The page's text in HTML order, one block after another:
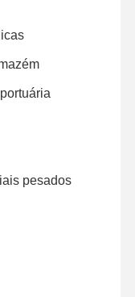
pesados